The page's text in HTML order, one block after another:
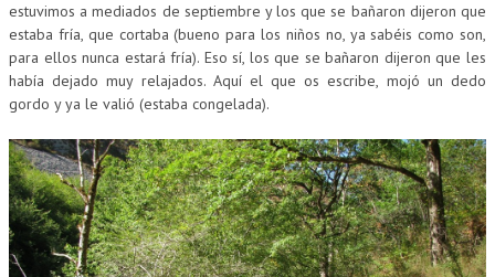
estuvimos a mediados de septiembre y los que se bañaron dijeron que
estaba fría, que cortaba (bueno para los niños no, ya sabéis como son,
para ellos nunca estará fría). Eso sí, los que se bañaron dijeron que les
había dejado muy relajados. Aquí el que os escribe, mojó un dedo
gordo y ya le valió (estaba congelada).